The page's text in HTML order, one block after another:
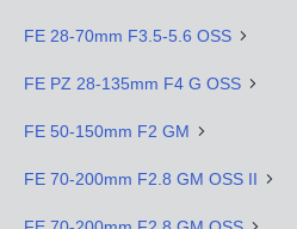
FE 28-70mm F3.5-5.6 OSS
FE PZ 28-135mm F4 G OSS
FE 50-150mm F2 GM
FE 70-200mm F2.8 GM OSS II